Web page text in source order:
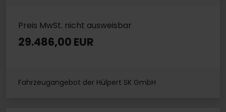
Preis MwSt. nicht ausweisbar
29.486,00 EUR
Fahrzeugangebot der Hülpert SK GmbH